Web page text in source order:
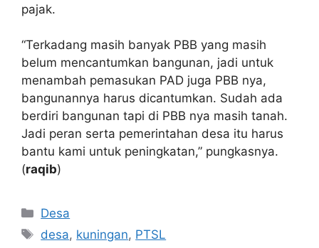
pajak.
“Terkadang masih banyak PBB yang masih
belum mencantumkan bangunan, jadi untuk
menambah pemasukan PAD juga PBB nya,
bangunannya harus dicantumkan. Sudah ada
berdiri bangunan tapi di PBB nya masih tanah.
Jadi peran serta pemerintahan desa itu harus
bantu kami untuk peningkatan,” pungkasnya.
(raqib)
Kategori
Desa
Tag
desa, kuningan, PTSL